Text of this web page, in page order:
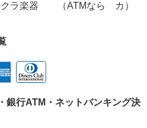
クラ楽器 （ATMなら カ）
銀行ATM・ネットバンキング決